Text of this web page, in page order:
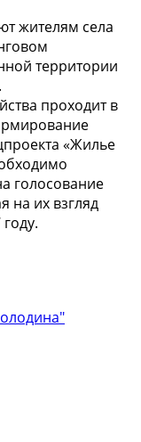
жителям села
территории
проходит в
«Жилье
голосование
на их взгляд